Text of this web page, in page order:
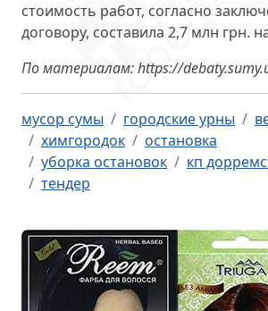
стоимость работ, согласно
договору, составила 2,7 млн грн.
По материалам: https://
мусор сумы городские урны
химгородок
остановка
уборка остановок
кп
тендер